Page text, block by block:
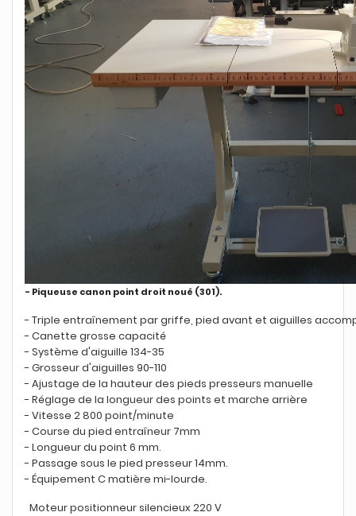
- Piqueuse canon point droit noué (301).
- Triple entraînement par griffe, pied avant et aiguilles
- Canette grosse capacité
- Système d'aiguille 134-35
- Grosseur d'aiguilles 90-110
- Ajustage de la hauteur des pieds presseurs manuelle
- Réglage de la longueur des points et marche arrière
- Vitesse 2 800 point/minute
- Course du pied entraîneur 7mm
- Longueur du point 6 mm.
- Passage sous le pied presseur 14mm.
- Équipement C matière mi-lourde.
Moteur positionneur silencieux 220 V